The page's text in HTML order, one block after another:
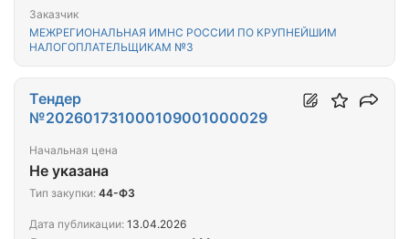
Заказчик
МЕЖРЕГИОНАЛЬНАЯ ИМНС РОССИИ ПО КРУПНЕЙШИМ
НАЛОГОПЛАТЕЛЬЩИКАМ №3
Тендер
№202601731000109001000029
Начальная цена
Не указана
Тип закупки: 44-ФЗ
Дата публикации: 13.04.2026